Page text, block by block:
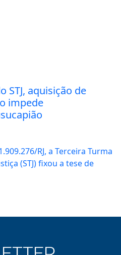
STJ, aquisição de
impede
RJ, a Terceira Turma
(STJ) fixou a tese de